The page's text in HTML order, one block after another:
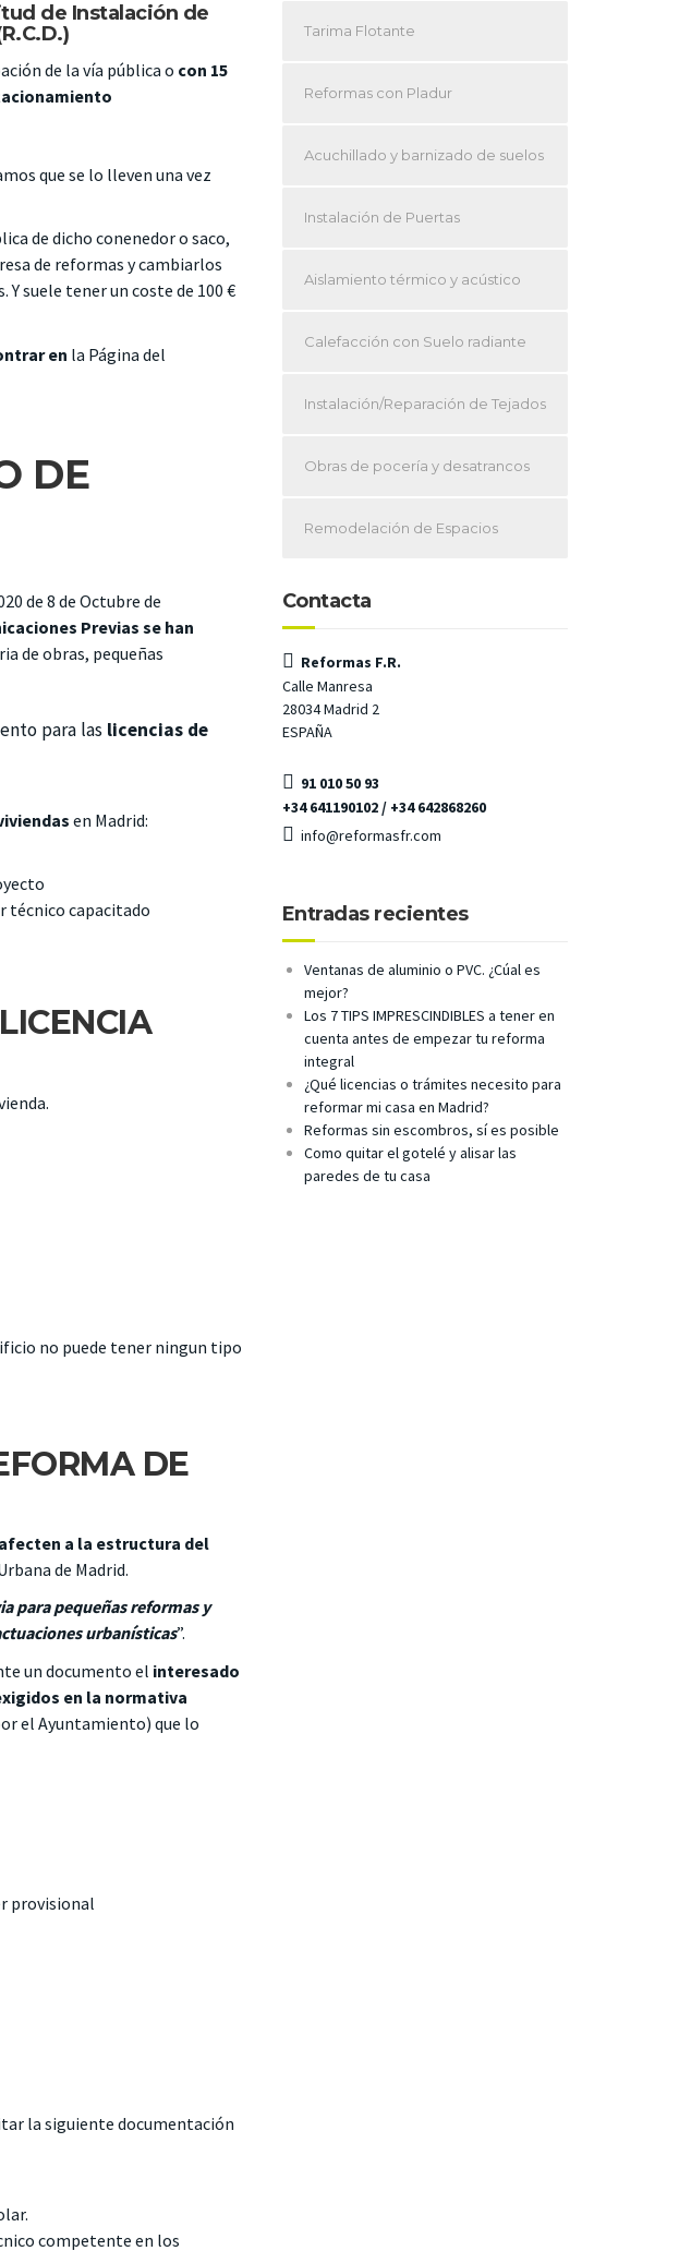
de Instalación de
de la vía pública o con 15
que se lo lleven una vez
de dicho conenedor o saco,
de reformas y cambiarlos
suele tener un coste de 100 €
en la Página del
DE
de 8 de Octubre de
Previas se han
de obras, pequeñas
para las licencias de
en Madrid:
técnico capacitado
no puede tener ningun tipo
DE
a la estructura del
de Madrid.
para pequeñas reformas y
urbanísticas”.
un documento el interesado
en la normativa
el Ayuntamiento) que lo
provisional
la siguientedocumentación
competente en los
Tarima Flotante
Reformas con Pladur
Acuchillado y barnizado de suelos
Instalación de Puertas
Aislamiento térmico y acústico
Calefacción con Suelo radiante
Instalación/Reparación de Tejados
Obras de pocería y desatrancos
Remodelación de Espacios
Contacta
Reformas F.R.
Calle Manresa
28034 Madrid 2
ESPAÑA
91 010 50 93
+34 641190102 / +34 642868260
info@reformasfr.com
Entradas recientes
Ventanas de aluminio o PVC. ¿Cúal es
mejor?
Los 7 TIPS IMPRESCINDIBLES a tener en
cuenta antes de empezar tu reforma
integral
¿Qué licencias o trámites necesito para
reformar mi casa en Madrid?
Reformas sin escombros, sí es posible
Como quitar el gotelé y alisar las
paredes de tu casa